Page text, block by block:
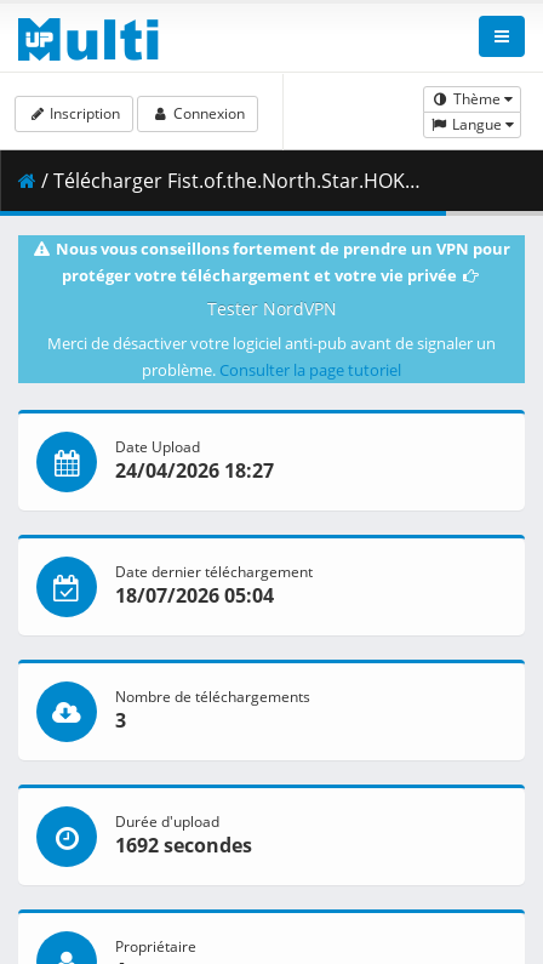
Thème
Langue
Inscription Connexion
/ Télécharger Fist.of.the.North.Star.HOKUTO.NO.KEN.S01E05.Bloody.Cross.1080p.AMZN.WEB-DL.DUAL.DDP2.0.H.264.MSubs-ToonsHub.mkv.002 ( 428.95 MB )
Nous vous conseillons fortement de prendre un VPN pour
protéger votre téléchargement et votre vie privée
Tester NordVPN
Merci de désactiver votre logiciel anti-pub avant de signaler un
problème. Consulter la page tutoriel
Date Upload
24/04/2026 18:27
Date dernier téléchargement
18/07/2026 05:04
Nombre de téléchargements
3
Durée d'upload
1692 secondes
Propriétaire